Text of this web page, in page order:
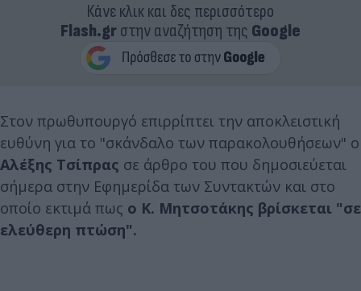
Κάνε κλικ και δες περισσότερο
Flash.grστην αναζήτηση της Google
Στον πρωθυπουργό επιρρίπτει την αποκλειστική
ευθύνη για το "σκάνδαλο των παρακολουθήσεων" ο
Αλέξης Τσίπρας σε άρθρο του που δημοσιεύεται
σήμερα στην Εφημερίδα των Συντακτών και στο
οποίο εκτιμά πως ο Κ. Μητσοτάκης βρίσκεται "σε
ελεύθερη πτώση".